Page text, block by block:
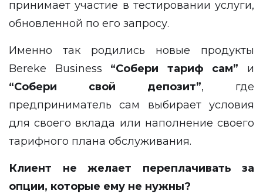
принимает участие в тестировании услуги,
обновленной по его запросу.
Именно так родились новые продукты
Bereke Business “Собери тариф сам”
и
“Собери свой депозит”, где
предприниматель сам выбирает условия
для своего вклада или наполнение своего
тарифного плана обслуживания.
Клиент не желает переплачивать за
опции, которые ему не нужны?